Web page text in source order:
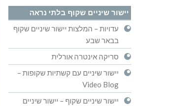
יישור שיניים שקוף בלתי נראה
עדויות – המלצות יישור שיניים שקוף
בבאר שבע
סריקה אינטרה אורלית
יישור שיניים עם קשתיות שקופות –
Video Blog
יישור שיניים שקוף – יישור שיניים